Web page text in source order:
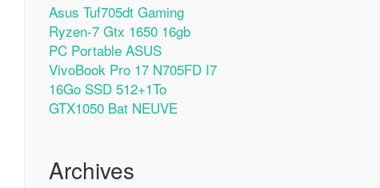
Asus Tuf705dt Gaming
Ryzen-7 Gtx 1650 16gb
PC Portable ASUS
VivoBook Pro 17 N705FD I7
16Go SSD 512+1To
GTX1050 Bat NEUVE
Archives